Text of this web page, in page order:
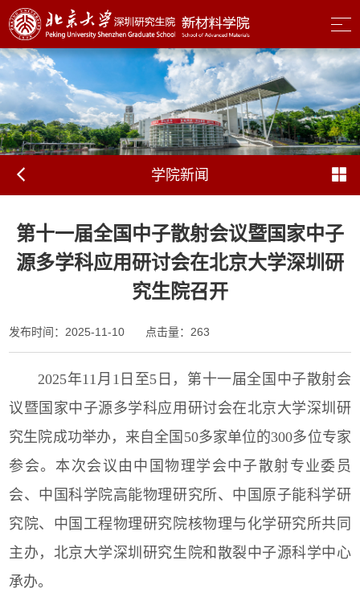
学院新闻
第十一届全国中子散射会议暨国家中子
源多学科应用研讨会在北京大学深圳研
究生院召开
发布时间：2025-11-10 点击量： 263
2025年11月 1 日至5 日，第十一届全国中子散射会
议暨国家中子源多学科应用研讨会在北京大学深圳研
究生院成功举办，来自全国 50多家单位的300多位专家
参会。本次会议由中国物理学会中子散射专业委员
会、中国科学院高能物理研究所、中国原子能科学研
究院、中国工程物理研究院核物理与化学研究所共同
主办，北京大学深圳研究生院和散裂中子源科学中心
承办。